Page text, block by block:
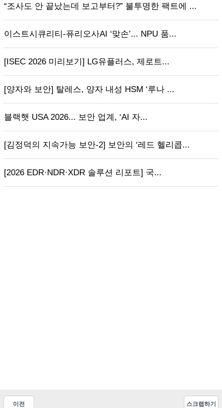
“조사도 안 끝났는데 보고부터?” 불투명한 팩트에 ...
이스트시큐리티-퓨리오사AI ‘맞손’... NPU 품...
[ISEC 2026 미리보기] LG유플러스, 제로트...
[양자와 보안] 탈레스, 양자 내성 HSM ‘루나 ...
블랙햇 USA 2026... 보안 업계, ‘AI 자...
[김정덕의 지속가능 보안-2] 보안의 ‘레드 헬리콥...
[2026 EDR·NDR·XDR 솔루션 리포트] 국...
이전 스크랩하기